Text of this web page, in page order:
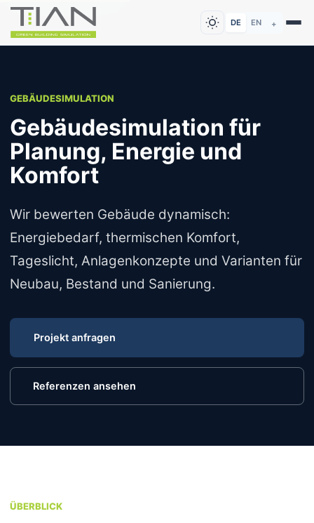
DE EN +
GEBÄUDESIMULATION
Gebäudesimulation für
Planung, Energie und
Komfort
Wir bewerten Gebäude dynamisch:
Energiebedarf, thermischen Komfort,
Tageslicht, Anlagenkonzepte und Varianten für
Neubau, Bestand und Sanierung.
Projekt anfragen
Referenzen ansehen
ÜBERBLICK